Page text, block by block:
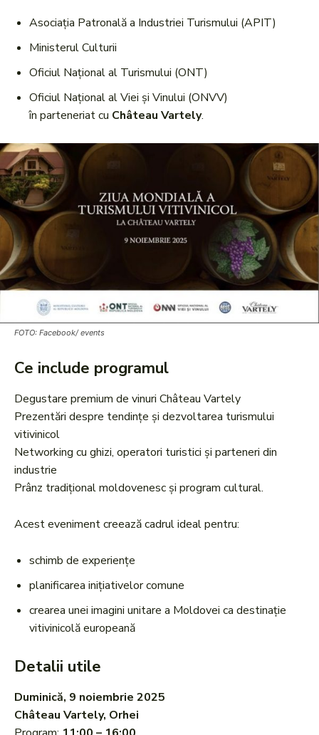
Asociația Patronală a Industriei Turismului (APIT)
Ministerul Culturii
Oficiul Național al Turismului (ONT)
Oficiul Național al Viei și Vinului (ONVV)
în parteneriat cu Château Vartely.
FOTO: Facebook/ events
Ce include programul
Degustare premium de vinuri Château Vartely
Prezentări despre tendințe și dezvoltarea turismului
vitivinicol
Networking cu ghizi, operatori turistici și parteneri din
industrie
Prânz tradițional moldovenesc și program cultural.
Acest eveniment creează cadrul ideal pentru:
schimb de experiențe
planificarea inițiativelor comune
crearea unei imagini unitare a Moldovei ca destinație
vitivinicolă europeană
Detalii utile
Duminică, 9 noiembrie 2025
Château Vartely, Orhei